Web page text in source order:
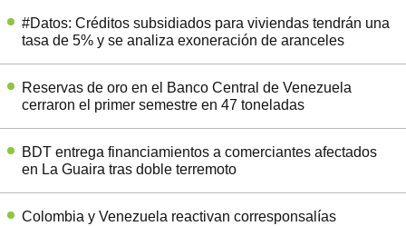
#Datos: Créditos subsidiados para viviendas tendrán una
tasa de 5% y se analiza exoneración de aranceles
Reservas de oro en el Banco Central de Venezuela
cerraron el primer semestre en 47 toneladas
BDT entrega financiamientos a comerciantes afectados
en La Guaira tras doble terremoto
Colombia y Venezuela reactivan corresponsalías